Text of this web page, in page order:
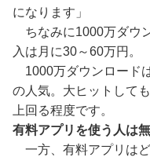
になります」
ちなみに1000万ダウ
入は月に30～60万円。
1000万ダウンロード
の人気。大ヒットして
上回る程度です。
有料アプリを使う人は
一方、有料アプリは